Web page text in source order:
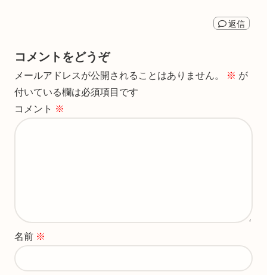
返信
コメントをどうぞ
メールアドレスが公開されることはありません。 ※ が
付いている欄は必須項目です
コメント ※
名前 ※